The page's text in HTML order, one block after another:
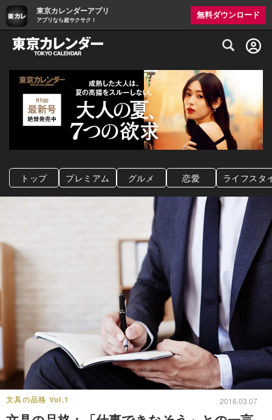
東京カレンダーアプリ
アプリなら超サクサク！
無料ダウンロード
グルメ情報・プレミアムレストラン予約
トップ プレミアム グルメ 恋愛 ライフスタ
文具の品格 Vol.1 2016.03.07